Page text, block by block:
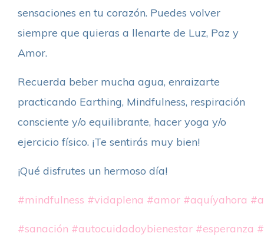
sensaciones en tu corazón. Puedes volver
siempre que quieras a llenarte de Luz, Paz y
Amor.
Recuerda beber mucha agua, enraizarte
practicando Earthing, Mindfulness, respiración
consciente y/o equilibrante, hacer yoga y/o
ejercicio físico. ¡Te sentirás muy bien!
¡Qué disfrutes un hermoso día!
#mindfulness #vidaplena #amor #aquíyahora
#sanación #autocuidadoybienestar #esperanza